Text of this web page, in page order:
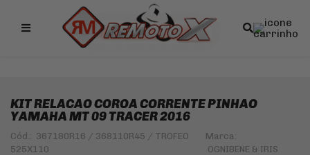
Remotox
KIT RELACAO COROA CORRENTE PINHAO
YAMAHA MT 09 TRACER 2016
Cód.: 367180R16 / 368110R45 / TROFEO
525X110
Marca:
OGNIBENE & IRIS